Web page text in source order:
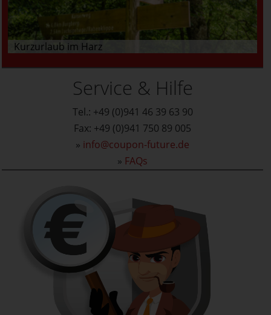
Kurzurlaub im Harz
Service & Hilfe
Tel.: +49 (0)941 46 39 63 90
Fax: +49 (0)941 750 89 005
» info@coupon-future.de
» FAQs